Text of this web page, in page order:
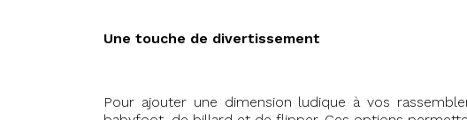
Une touche de divertissement
Pour ajouter une dimension ludique à vos